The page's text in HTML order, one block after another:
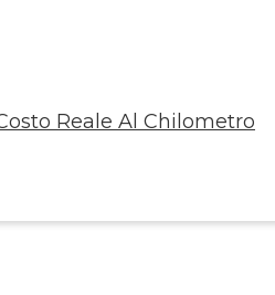
Reale Al Chilometro